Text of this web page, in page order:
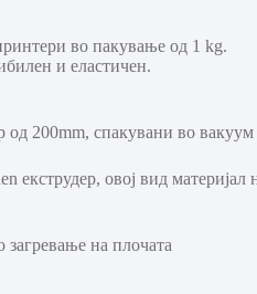
во пакување од 1 kg.
и еластичен.
200mm, спакувани во
овој вид материјал
на плочата